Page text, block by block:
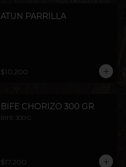
ATUN PARRILLA
$10.200
BIFE CHORIZO 300 GR
BIFE 300 G
$17.200